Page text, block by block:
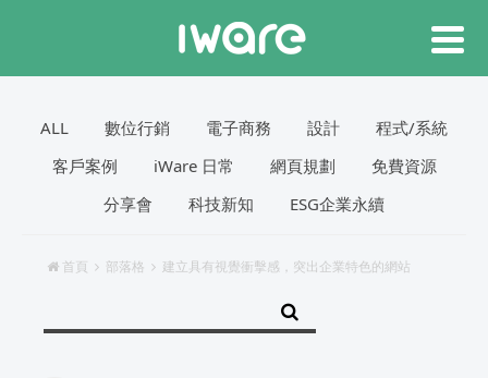
ALL 數位行銷 電子商務 設計
程式/系統
客戶案例
iWare 日常 網頁規劃
免費資源
分享會
科技新知 ESG企業永續
首頁 部落格 建立具有視覺衝擊感，突出企業特色的網站